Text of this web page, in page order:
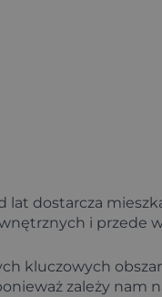
lat dostarcza
i przede
kluczowych
zależy nam